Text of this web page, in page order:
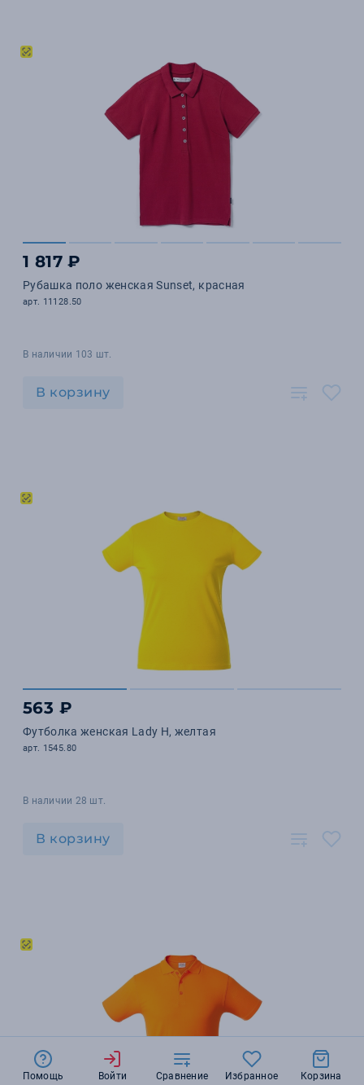
1 817 ₽
Рубашка поло женская Sunset, красная
арт. 11128.50
В наличии 103 шт.
В корзину
563 ₽
Футболка женская Lady H, желтая
арт. 1545.80
В наличии 28 шт.
В корзину
Помощь Войти Сравнение Избранное Корзина